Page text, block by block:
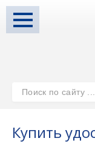
Купить